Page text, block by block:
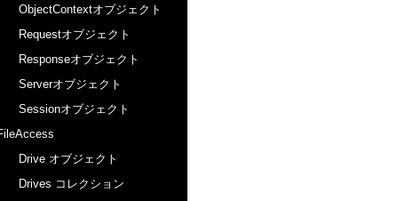
ObjectContextオブジェクト
Requestオブジェクト
Responseオブジェクト
Serverオブジェクト
Sessionオブジェクト
Drive オブジェクト
Drives コレクション